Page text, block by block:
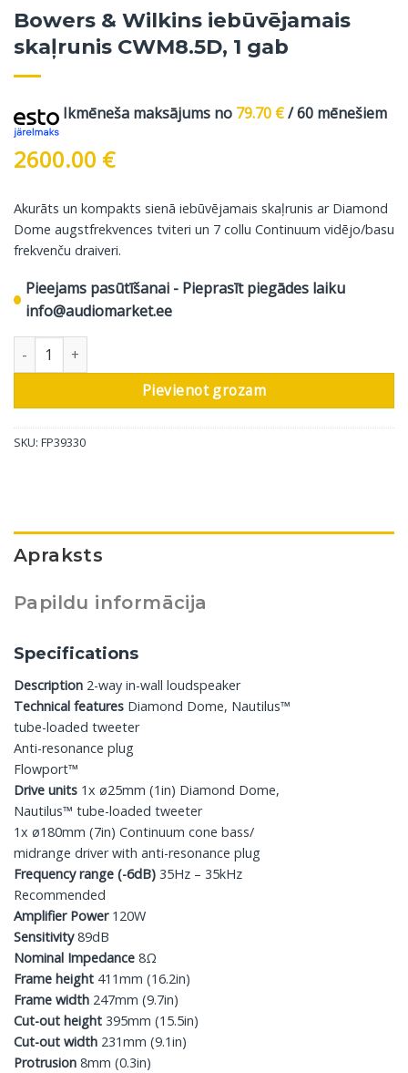
Bowers & Wilkins iebūvējamais
skaļrunis CWM8.5D, 1 gab
Ikmēneša maksājums no 79.70 €/ 60 mēnešiem
2600.00 €
Akurāts un kompakts sienā iebūvējamais skaļrunis ar Diamond
Dome augstfrekvences tviteri un 7 collu Continuum vidējo/basu
frekvenču draiveri.
Pieejams pasūtīšanai - Pieprasīt piegādes laiku
info@audiomarket.ee
Bowers & Wilkins iebūvējamais skaļrunis CWM8.5D, 1 gab
Pievienot grozam
SKU: FP39330
Apraksts
Papildu informācija
Specifications
Description 2-way in-wall loudspeaker
Technical features Diamond Dome, Nautilus™
tube-loaded tweeter
Anti-resonance plug
Flowport™
Drive units 1x ø25mm (1in) Diamond Dome,
Nautilus™ tube-loaded tweeter
1x ø180mm (7in) Continuum cone bass/
midrange driver with anti-resonance plug
Frequency range (-6dB) 35Hz – 35kHz
Recommended
Amplifier Power120W
Sensitivity89dB
Nominal Impedance 8Ω
Frame height 411mm (16.2in)
Frame width 247mm (9.7in)
Cut-out height 395mm (15.5in)
Cut-out width 231mm (9.1in)
Protrusion 8mm (0.3in)